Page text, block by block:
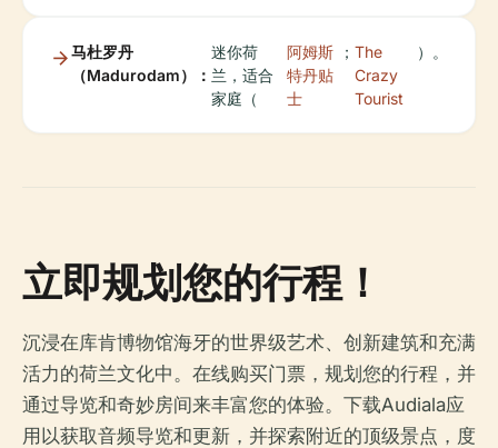
马杜罗丹
（Madurodam）：
迷你荷
兰，适合
家庭（
阿姆斯
特丹贴
士
； The
Crazy
Tourist
）。
立即规划您的行程！
沉浸在库肯博物馆海牙的世界级艺术、创新建筑和充满
活力的荷兰文化中。在线购买门票，规划您的行程，并
通过导览和奇妙房间来丰富您的体验。下载Audiala应
用以获取音频导览和更新，并探索附近的顶级景点，度